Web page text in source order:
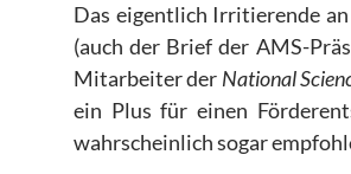
Das eigentlich Irritierende
(auch der Brief der AMS-
Mitarbeiter der National
ein Plus für einen
wahrscheinlich sogar